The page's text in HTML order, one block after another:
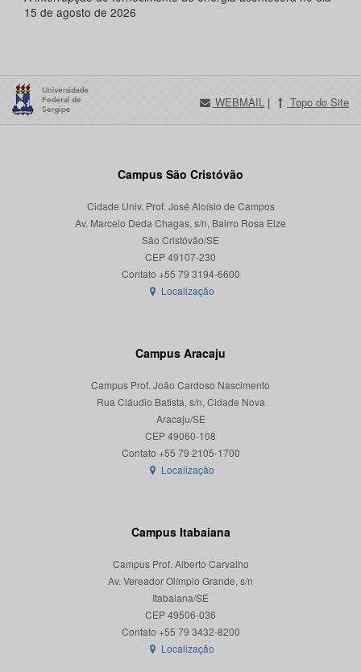
15 de agosto de 2026
WEBMAIL | Topo do Site
Campus São Cristóvão
Cidade Univ. Prof. José Aloísio de Campos
Av. Marcelo Deda Chagas, s/n, Bairro Rosa Elze
São Cristóvão/SE
CEP 49107-230
Localização
Campus Aracaju
Campus Prof. João Cardoso Nascimento
Rua Cláudio Batista, s/n, Cidade Nova
Aracaju/SE
CEP 49060-108
Localização
Campus Itabaiana
Campus Prof. Alberto Carvalho
Av. Vereador Olímpio Grande, s/n
Itabaiana/SE
CEP 49506-036
Localização